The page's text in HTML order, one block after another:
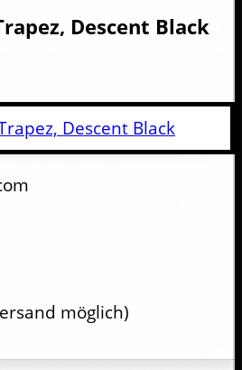
Descent Black
möglich)